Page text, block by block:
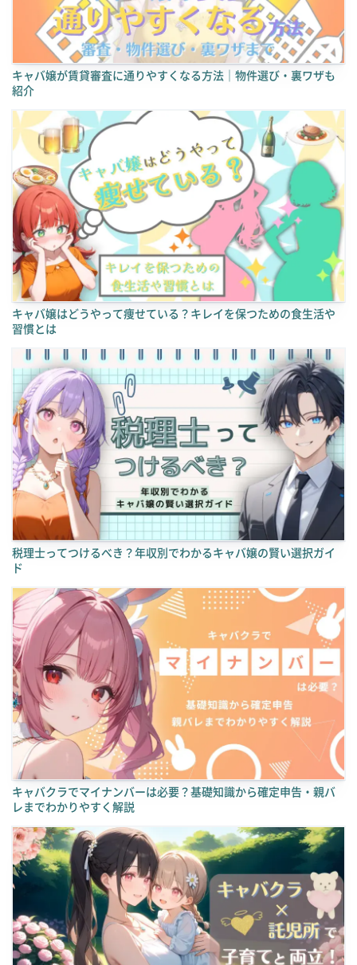
キャバ嬢が賃貸審査に通りやすくなる方法｜物件選び・裏ワザも
紹介
キャバ嬢はどうやって痩せている？キレイを保つための食生活や
習慣とは
税理士ってつけるべき？年収別でわかるキャバ嬢の賢い選択ガイ
ド
キャバクラでマイナンバーは必要？基礎知識から確定申告・親バ
レまでわかりやすく解説